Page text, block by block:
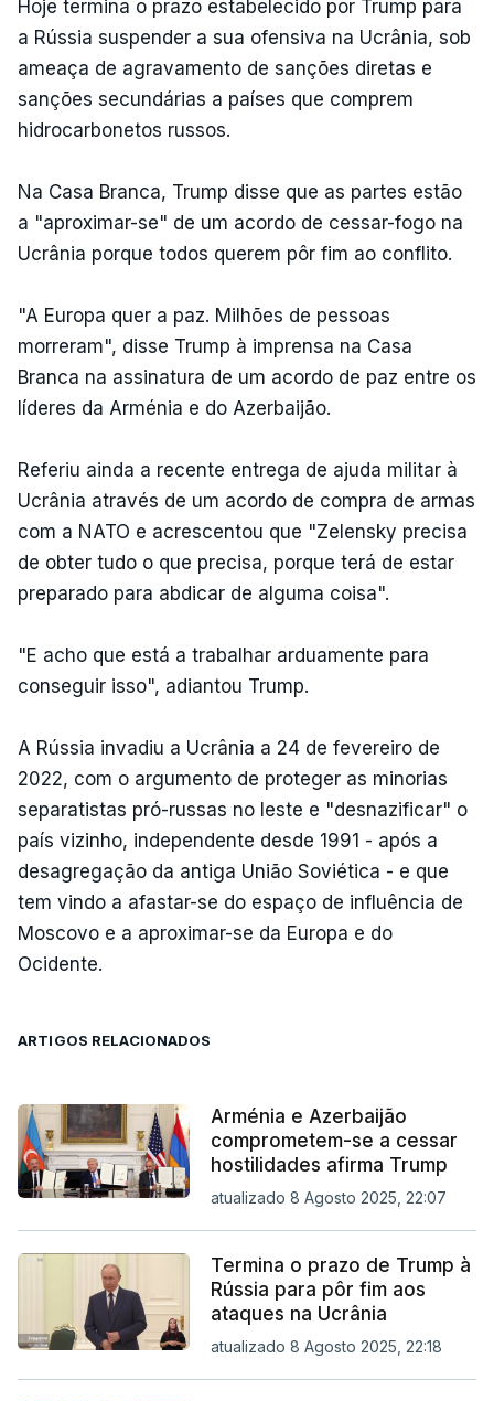
Hoje termina o prazo estabelecido por Trump para
a Rússia suspender a sua ofensiva na Ucrânia, sob
ameaça de agravamento de sanções diretas e
sanções secundárias a países que comprem
hidrocarbonetos russos.
Na Casa Branca, Trump disse que as partes estão
a "aproximar-se" de um acordo de cessar-fogo na
Ucrânia porque todos querem pôr fim ao conflito.
"A Europa quer a paz. Milhões de pessoas
morreram", disse Trump à imprensa na Casa
Branca na assinatura de um acordo de paz entre os
líderes da Arménia e do Azerbaijão.
Referiu ainda a recente entrega de ajuda militar à
Ucrânia através de um acordo de compra de armas
com a NATO e acrescentou que "Zelensky precisa
de obter tudo o que precisa, porque terá de estar
preparado para abdicar de alguma coisa".
"E acho que está a trabalhar arduamente para
conseguir isso", adiantou Trump.
A Rússia invadiu a Ucrânia a 24 de fevereiro de
2022, com o argumento de proteger as minorias
separatistas pró-russas no leste e "desnazificar" o
país vizinho, independente desde 1991 - após a
desagregação da antiga União Soviética - e que
tem vindo a afastar-se do espaço de influência de
Moscovo e a aproximar-se da Europa e do
Ocidente.
ARTIGOS RELACIONADOS
Arménia e Azerbaijão
comprometem-se a cessar
hostilidades afirma Trump
atualizado 8 Agosto 2025, 22:07
Termina o prazo de Trump à
Rússia para pôr fim aos
ataques na Ucrânia
atualizado 8 Agosto 2025, 22:18